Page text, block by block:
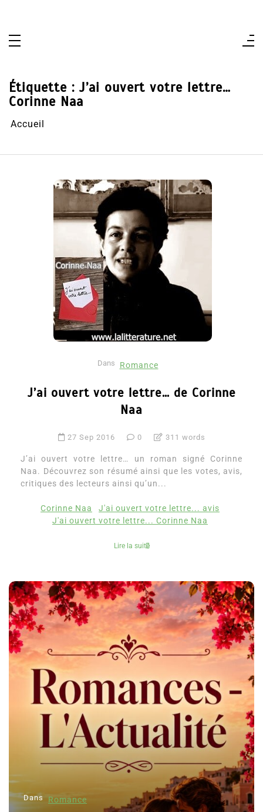
Étiquette : J’ai ouvert votre lettre…
Corinne Naa
Accueil
Dans Romance
J’ai ouvert votre lettre… de Corinne
Naa
27 Sep 2016 0 311 words
J’ai ouvert votre lettre… un roman signé Corinne
Naa. Découvrez son résumé ainsi que les votes, avis,
critiques des lecteurs ainsi qu’un...
Corinne Naa
J'ai ouvert votre lettre... avis
J'ai ouvert votre lettre... Corinne Naa
Lire la suite
Dans Romance